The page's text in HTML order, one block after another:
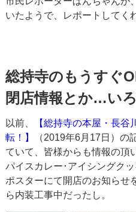
いたようで、レポートしてく
総持寺のもうすぐ
閉店情報とか…い
以前、
【総持寺の本屋・長
転！】
（2019年6月17日）の
ていて、皆様からも情報の頂
パイスカレー･アイシングク
ポスターにて開店のお知らせ
ら内装工事中だったし。